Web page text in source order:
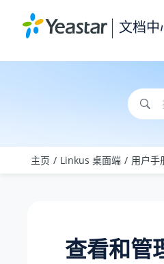
文档中
主页 Linkus 桌面端 用户手
查看和管